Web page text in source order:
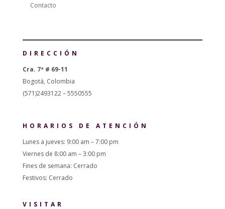
Contacto
DIRECCIÓN
Cra. 7ª # 69-11
Bogotá, Colombia
(571)2493122 – 5550555
HORARIOS DE ATENCIÓN
Lunes a jueves: 9:00 am – 7:00 pm
Viernes de 8:00 am – 3:00 pm
Fines de semana: Cerrado
Festivos: Cerrado
VISITAR